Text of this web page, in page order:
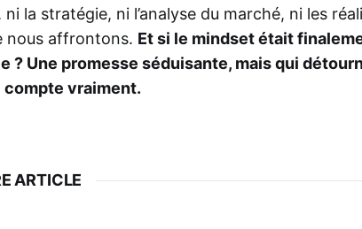
la stratégie, ni l’analyse du marché, ni les
nous affrontons. Et si le mindset était
? Une promesse séduisante, mais qui
vraiment.
ARTICLE